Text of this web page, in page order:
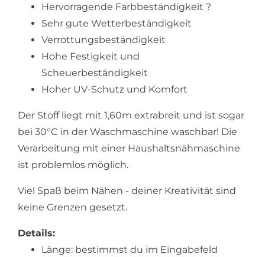
Hervorragende Farbbeständigkeit ?
Sehr gute Wetterbeständigkeit
Verrottungsbeständigkeit
Hohe Festigkeit und
Scheuerbeständigkeit
Hoher UV-Schutz und Komfort
Der Stoff liegt mit 1,60m extrabreit und ist sogar
bei 30°C in der Waschmaschine waschbar! Die
Verarbeitung mit einer Haushaltsnähmaschine
ist problemlos möglich.
Viel Spaß beim Nähen - deiner Kreativität sind
keine Grenzen gesetzt.
Details:
Länge: bestimmst du im Eingabefeld